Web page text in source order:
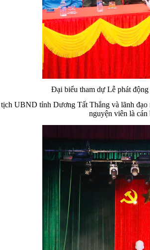
Đại biểu tham dự Lễ phát
UBND tỉnh Dương Tất Thắng và lãnh
nguyện viên là